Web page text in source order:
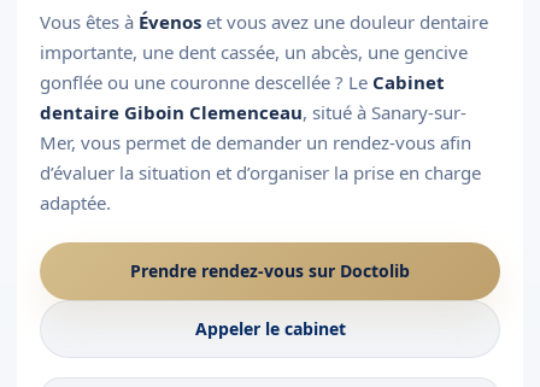
Vous êtes à Évenos et vous avez une douleur dentaire
importante, une dent cassée, un abcès, une gencive
gonflée ou une couronne descellée ? Le Cabinet
dentaire Giboin Clemenceau, situé à Sanary-sur-
Mer, vous permet de demander un rendez-vous afin
d’évaluer la situation et d’organiser la prise en charge
adaptée.
Prendre rendez-vous sur Doctolib
Appeler le cabinet